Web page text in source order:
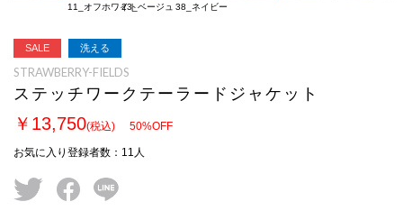
11_オフホワイト23_ベージュ 38_ネイビー
SALE 洗える
STRAWBERRY-FIELDS
ステッチワークテーラードジャケット
￥13,750(税込) 50%OFF
お気に入り登録者数 ： 11 人
twitter facebook